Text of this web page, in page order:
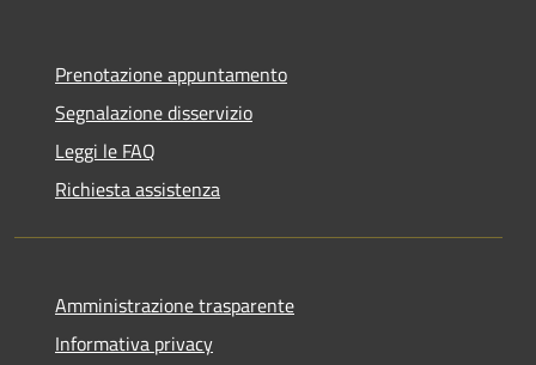
Prenotazione appuntamento
Segnalazione disservizio
Leggi le FAQ
Richiesta assistenza
Amministrazione trasparente
Informativa privacy